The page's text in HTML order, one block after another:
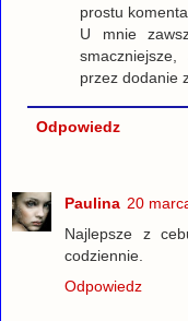
prostu
U mnie
przez dodanie
Odpowiedz
Paulina 20
Najlepsze z
codziennie.
Odpowiedz